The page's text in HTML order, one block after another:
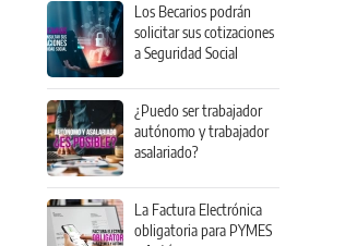
Los Becarios podrán
solicitar sus cotizaciones
a Seguridad Social
¿Puedo ser trabajador
autónomo y trabajador
asalariado?
La Factura Electrónica
obligatoria para PYMES